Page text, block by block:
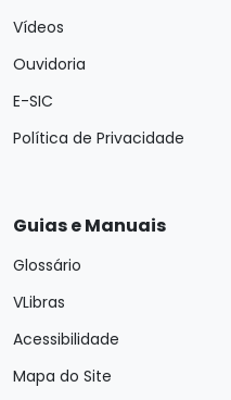
Vídeos
Ouvidoria
E-SIC
Política de Privacidade
Guias e Manuais
Glossário
VLibras
Acessibilidade
Mapa do Site